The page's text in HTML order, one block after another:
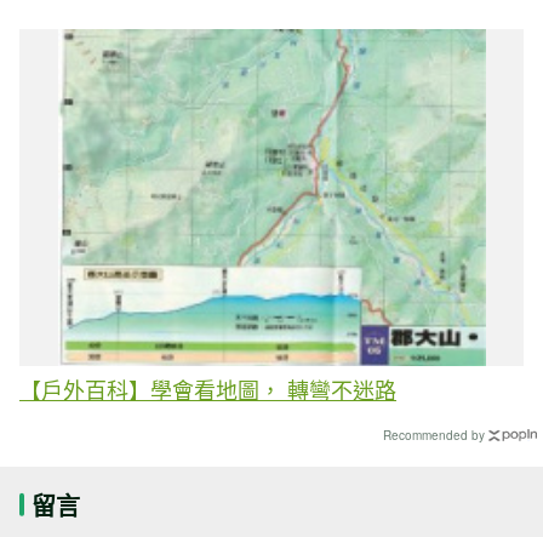
【戶外百科】學會看地圖， 轉彎不迷路
Recommended by
留言